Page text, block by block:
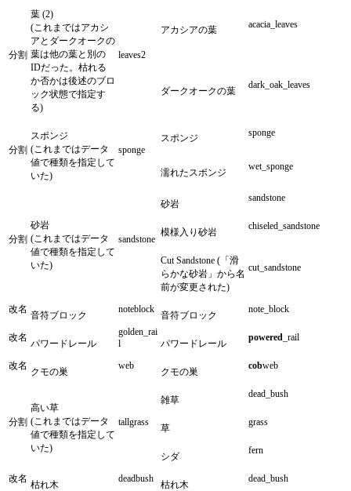
分割
葉 (2)
(これまではアカシ
アとダークオークの
葉は他の葉と別の
IDだった。枯れる
か否かは後述のブロ
ック状態で指定す
る)
leaves2
アカシアの葉 acacia_leaves
ダークオークの葉
dark_oak_leaves
分割
スポンジ
(これまではデータ
値で種類を指定して
いた)
sponge
スポンジ sponge
濡れたスポンジ
wet_sponge
分割
砂岩
(これまではデータ
値で種類を指定して
いた)
sandstone
砂岩
sandstone
模様入り砂岩
chiseled_sandstone
Cut Sandstone (「滑
らかな砂岩」から名
前が変更された)
cut_sandstone
改名
音符ブロック
noteblock
音符ブロック
note_block
改名
パワードレール
golden_rai
l
パワードレール
powered _rail
改名
クモの巣
web
クモの巣
cobweb
分割
高い草
(これまではデータ
値で種類を指定して
いた)
tallgrass
雑草
dead_bush
草
grass
シダ
fern
改名
枯れ木
deadbush
枯れ木
dead_bush